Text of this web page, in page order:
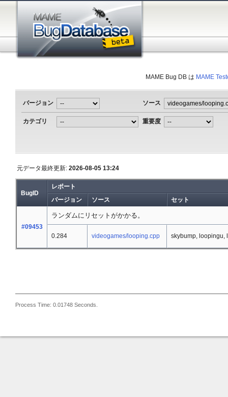
MAME Bug DB は MAME
バージョン ソース
カテゴリ 重要度
元データ最終更新: 2026-08-05 13:24
BugID
レポート
バージョン
ソース セット
#09453
ランダムにリセットがかかる。
0.284 videogames/looping.cpp skybump, loopingu,
Process Time: 0.01748 Seconds.